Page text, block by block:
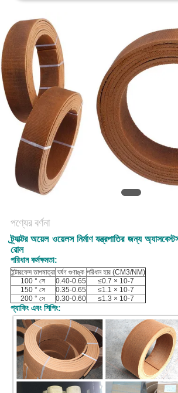
সাইট
ম্যাপ
PRIVACY
POLICY
পণ্যের বর্ণনা
ট্র্যাক্টর অয়েল ওয়েলস নির্মাণ যন্ত্রপাতির জন্য
রোল
পরিধান কর্মক্ষমতা:
ইন্টারফেস তাপমাত্রা ঘর্ষণ গুণাঙ্ক পরিধান হার (CM3/NM)
100 ° সে
0.40-0.65
≤0.7 × 10-7
150 ° সে
0.35-0.65
≤1.1 × 10-7
200 ° সে
0.30-0.60 ≤1.3 × 10-7
প্যাকিং এবং শিপিং: